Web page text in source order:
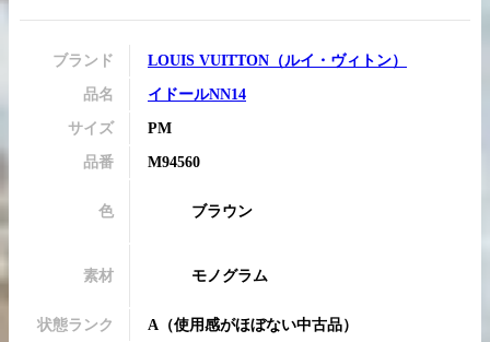
買取実績はこちらから
ブランド LOUIS VUITTON （ルイ・ヴィトン）
品名 イドールNN14
サイズ PM
品番 M94560
色 ブラウン
素材 モノグラム
状態ランク A （使用感がほぼない中古品）